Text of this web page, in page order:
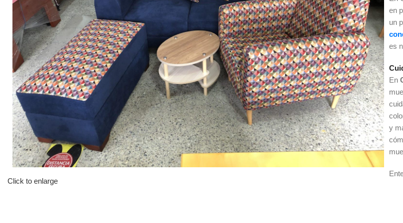
Click to enlarge
en
un
es
En
y